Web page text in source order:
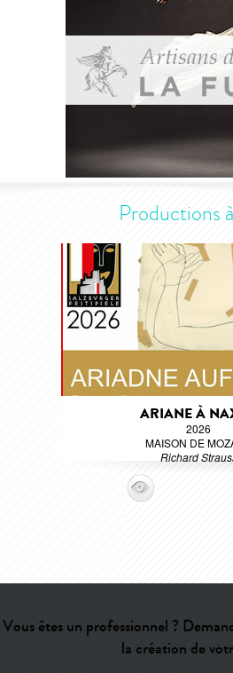
Productions
ARIANE À
2026
MAISON DE
Richard
Vous êtes un professionnel ?
la création de